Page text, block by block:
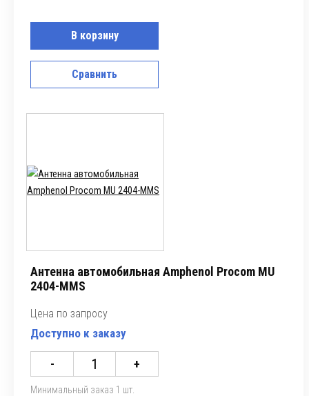
В корзину
Сравнить
Антенна автомобильная Amphenol Procom MU
2404-MMS
Цена по запросу
Доступно к заказу
- +
Минимальный заказ 1 шт.